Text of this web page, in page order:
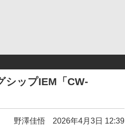
シップIEM「CW-
野澤佳悟 2026年4月3日 12:39